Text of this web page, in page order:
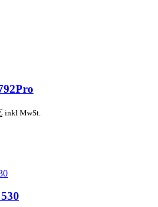
Aktueller
inkl MwSt.